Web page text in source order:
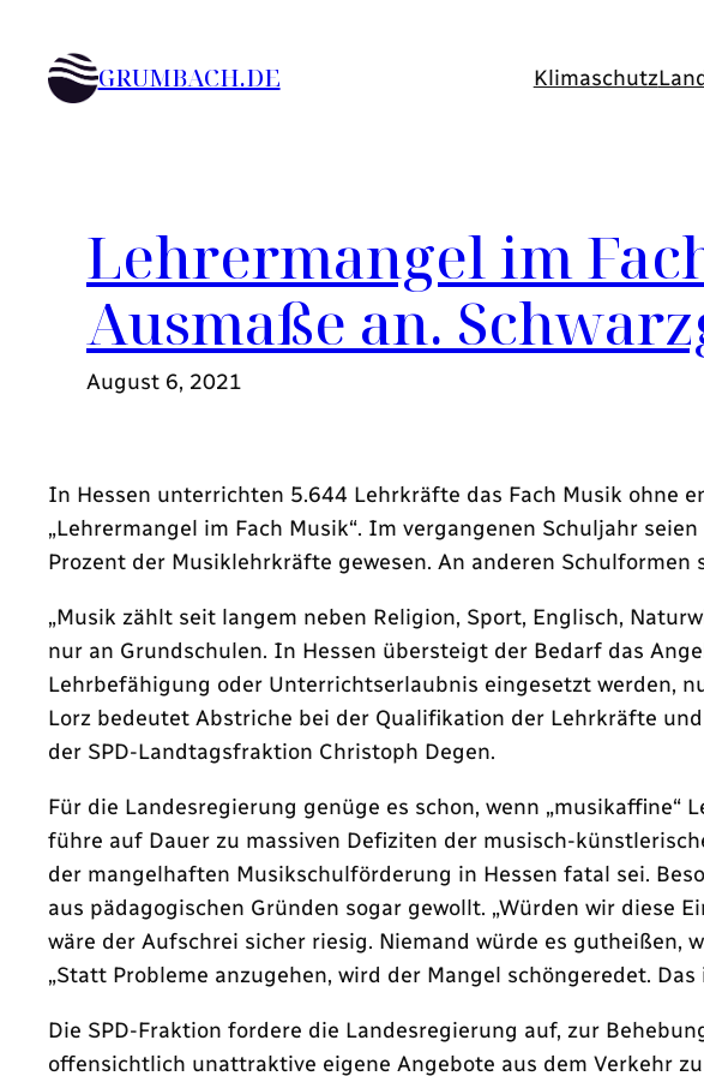
Inhalt
springenGRUMBACH.DE Klimaschutz
Lehrermangel im
Ausmaße an.
August 6, 2021
In Hessen unterrichten 5.644 Lehrkräfte das Fach Musik ohne
„Lehrermangel im Fach Musik“. Im vergangenen Schuljahr
Prozent der Musiklehrkräfte gewesen. An anderen Schulformen
„Musik zählt seit langem neben Religion, Sport, Englisch,
nur an Grundschulen. In Hessen übersteigt der Bedarf das
Lehrbefähigung oder Unterrichtserlaubnis eingesetzt werden,
Lorz bedeutet Abstriche bei der Qualifikation der Lehrkräfte
der SPD-Landtagsfraktion Christoph Degen.
Für die Landesregierung genüge es schon, wenn
führe auf Dauer zu massiven Defiziten der musisch-
der mangelhaften Musikschulförderung in Hessen fatal sei.
aus pädagogischen Gründen sogar gewollt. „Würden wir diese
wäre der Aufschrei sicher riesig. Niemand würde es gutheißen,
„Statt Probleme anzugehen, wird der Mangel schöngeredet.
Die SPD-Fraktion fordere die Landesregierung auf, zur
offensichtlich unattraktive eigene Angebote aus dem Verkehr